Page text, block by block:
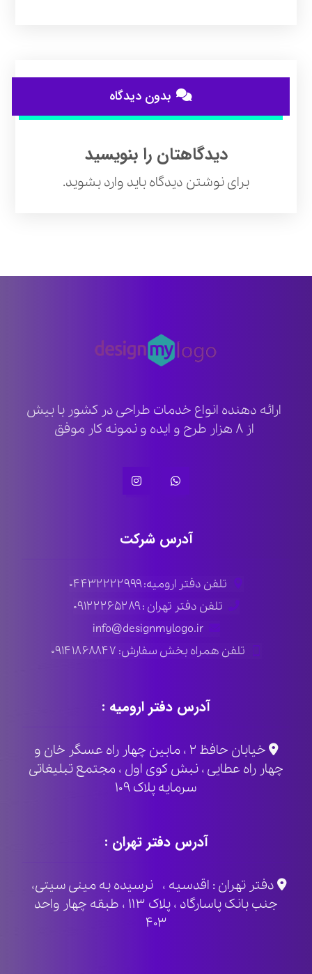
بدون دیدگاه
دیدگاهتان را بنویسید
برای نوشتن دیدگاه باید وارد بشوید.
ارائه دهنده انواع خدمات طراحی در کشور با بیش
از ۸ هزار طرح و ایده و نمونه کار موفق
آدرس شرکت
تلفن دفتر ارومیه: ۰۴۴۳۲۲۲۲۹۹۹
تلفن دفتر تهران : ۰۹۱۲۲۲۶۵۲۸۹
info@designmylogo.ir
تلفن همراه بخش سفارش: ۰۹۱۴۱۸۶۸۸۴۷
آدرس دفتر ارومیه :
خیابان حافظ ۲ ، مابین چهار راه عسگر خان و
چهار راه عطایی ، نبش کوی اول ، مجتمع تبلیغاتی
سرمایه پلاک ۱۰۹
آدرس دفتر تهران :
دفتر تهران : اقدسیه ، نرسیده به مینی سیتی،
جنب بانک پاسارگاد ، پلاک ۱۱۳ ، طبقه چهار واحد
۴۰۳